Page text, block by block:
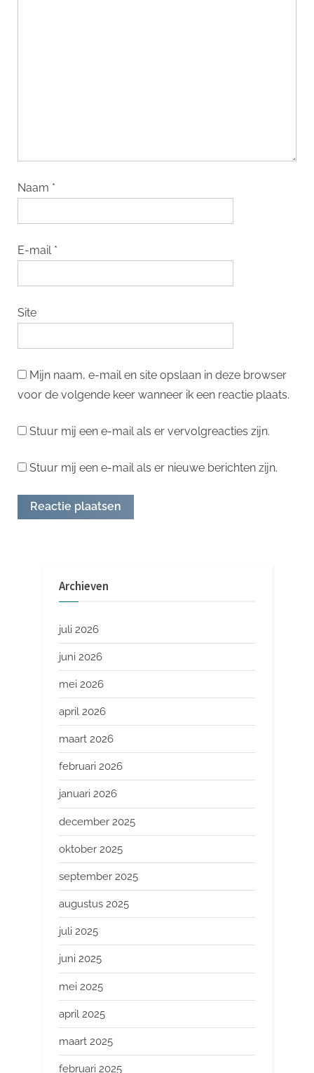
Naam *
E-mail *
Site
Mijn naam, e-mail en site opslaan in deze browser
voor de volgende keer wanneer ik een reactie plaats.
Stuur mij een e-mail als er vervolgreacties zijn.
Stuur mij een e-mail als er nieuwe berichten zijn.
Archieven
juli 2026
juni 2026
mei 2026
april 2026
maart 2026
februari 2026
januari 2026
december 2025
oktober 2025
september 2025
augustus 2025
juli 2025
juni 2025
mei 2025
april 2025
maart 2025
februari 2025